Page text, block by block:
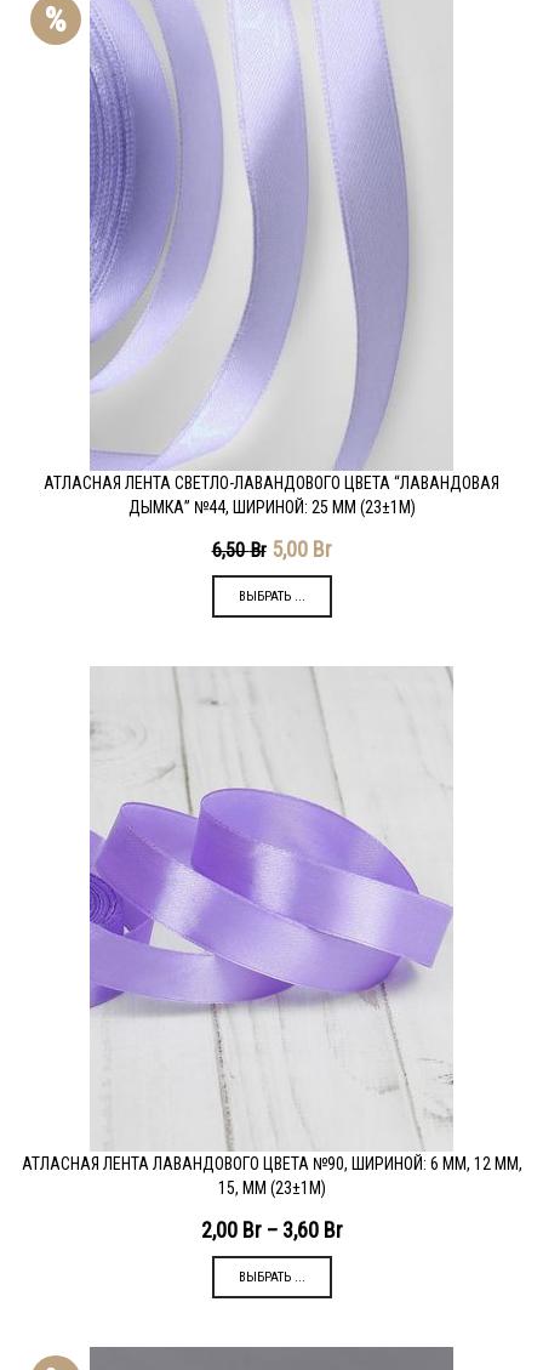
%
АТЛАСНАЯ ЛЕНТА СВЕТЛО-ЛАВАНДОВОГО ЦВЕТА “ЛАВАНДОВАЯ
ДЫМКА” №44, ШИРИНОЙ: 25 ММ (23±1М)
6,50Br 5,00 Br
ВЫБРАТЬ ...
АТЛАСНАЯ ЛЕНТА ЛАВАНДОВОГО ЦВЕТА №90, ШИРИНОЙ: 6 ММ, 12 ММ,
15, ММ (23±1М)
2,00 Br– 3,60 Br
ВЫБРАТЬ ...